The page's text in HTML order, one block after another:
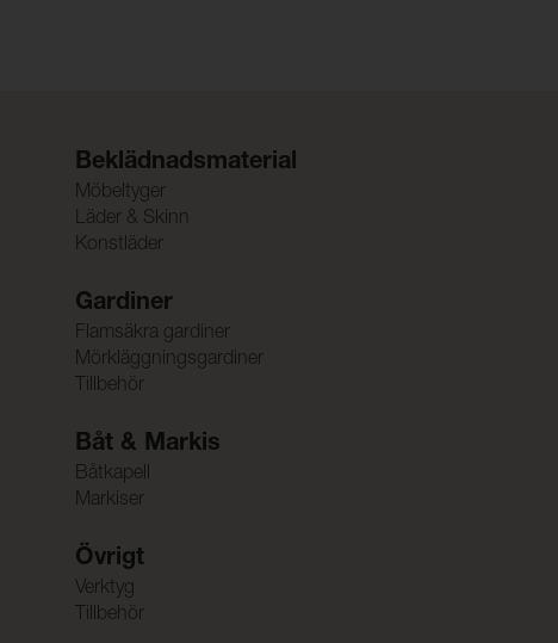
Beklädnadsmaterial
Möbeltyger
Läder & Skinn
Konstläder
Gardiner
Flamsäkra gardiner
Mörkläggningsgardiner
Tillbehör
Båt & Markis
Båtkapell
Markiser
Övrigt
Verktyg
Tillbehör